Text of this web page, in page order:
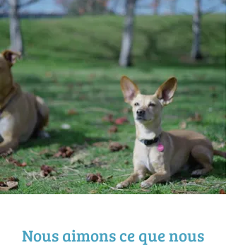
Nous aimons ce que nous